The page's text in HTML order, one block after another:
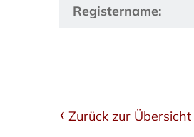
Registername:
Zurück zur Übersicht